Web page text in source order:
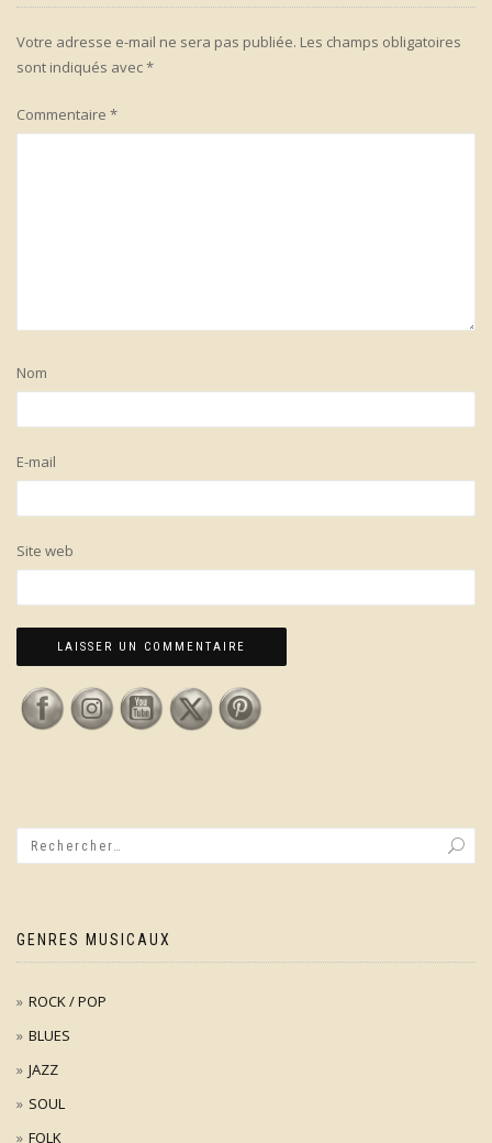
Votre adresse e-mail ne sera pas publiée. Les champs obligatoires
sont indiqués avec*
Commentaire *
Nom
E-mail
Site web
GENRES MUSICAUX
ROCK / POP
BLUES
JAZZ
SOUL
FOLK